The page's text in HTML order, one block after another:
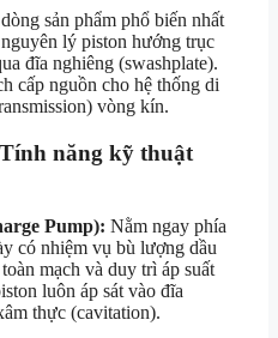
sản phẩm phổ biến nhất
lý piston hướng trục
đĩa nghiêng (swashplate).
cấp nguồn cho hệ thống di
vòng kín.
năng kỹ thuật
Pump): Nằm ngay phía
có nhiệm vụ bù lượng dầu
mạch và duy trì áp suất
luôn áp sát vào đĩa
thực (cavitation).